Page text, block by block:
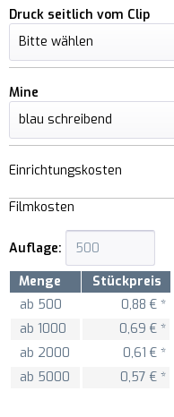
Druck seitlich vom Clip
Mine
Einrichtungskosten
Filmkosten
Auflage:
Menge
Stückpreis
ab 500
0,88 € *
ab 1000
0,69 € *
ab 2000
0,61 € *
ab 5000 0,57 € *